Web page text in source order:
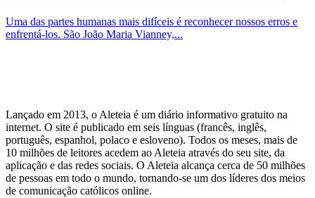
Uma das partes humanas mais difíceis é reconhecer nossos erros e
enfrentá-los. São João Maria Vianney,...
Lançado em 2013, o Aleteia é um diário informativo gratuito na
internet. O site é publicado em seis línguas (francês, inglês,
português, espanhol, polaco e esloveno). Todos os meses, mais de
10 milhões de leitores acedem ao Aleteia através do seu site, da
aplicação e das redes sociais. O Aleteia alcança cerca de 50 milhões
de pessoas em todo o mundo, tornando-se um dos líderes dos meios
de comunicação católicos online.